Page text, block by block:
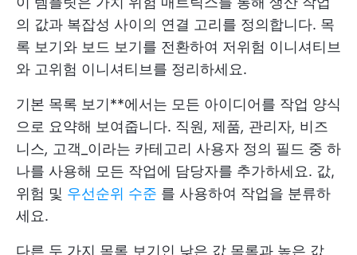
의 값과 복잡성 사이의 연결 고리를 정의합니다. 목
록 보기와 보드 보기를 전환하여 저위험 이니셔티브
와 고위험 이니셔티브를 정리하세요.
기본 목록 보기**에서는 모든 아이디어를 작업 양식
으로 요약해 보여줍니다. 직원, 제품, 관리자, 비즈
니스, 고객_이라는 카테고리 사용자 정의 필드 중 하
나를 사용해 모든 작업에 담당자를 추가하세요. 값,
위험 및 우선순위 수준 를 사용하여 작업을 분류하
세요.
다른 두 가지 목록 보기인 낮은 값 목록과 높은 값